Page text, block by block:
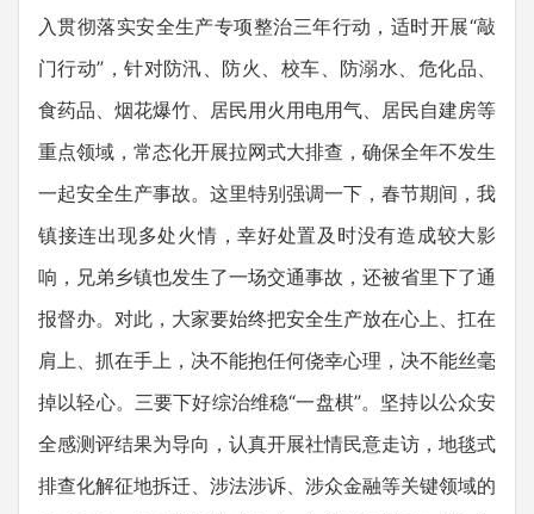
入贯彻落实安全生产专项整治三年行动，适时开展“敲
门行动”，针对防汛、防火、校车、防溺水、危化品、
食药品、烟花爆竹、居民用火用电用气、居民自建房等
重点领域，常态化开展拉网式大排查，确保全年不发生
一起安全生产事故。这里特别强调一下，春节期间，我
镇接连出现多处火情，幸好处置及时没有造成较大影
响，兄弟乡镇也发生了一场交通事故，还被省里下了通
报督办。对此，大家要始终把安全生产放在心上、扛在
肩上、抓在手上，决不能抱任何侥幸心理，决不能丝毫
掉以轻心。三要下好综治维稳“一盘棋”。坚持以公众安
全感测评结果为导向，认真开展社情民意走访，地毯式
排查化解征地拆迁、涉法涉诉、涉众金融等关键领域的